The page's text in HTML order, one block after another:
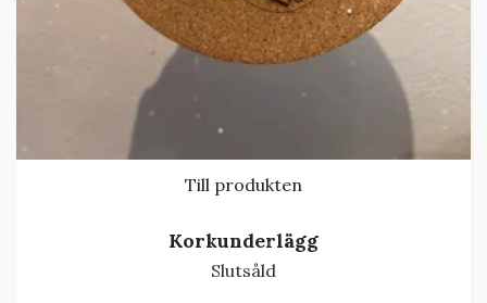
Till produkten
Korkunderlägg
Slutsåld